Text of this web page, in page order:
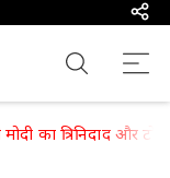
मोदी का त्रिनिदाद